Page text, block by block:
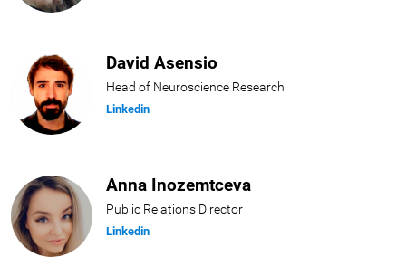
David Asensio
Head of Neuroscience Research
Linkedin
Anna Inozemtceva
Public Relations Director
Linkedin